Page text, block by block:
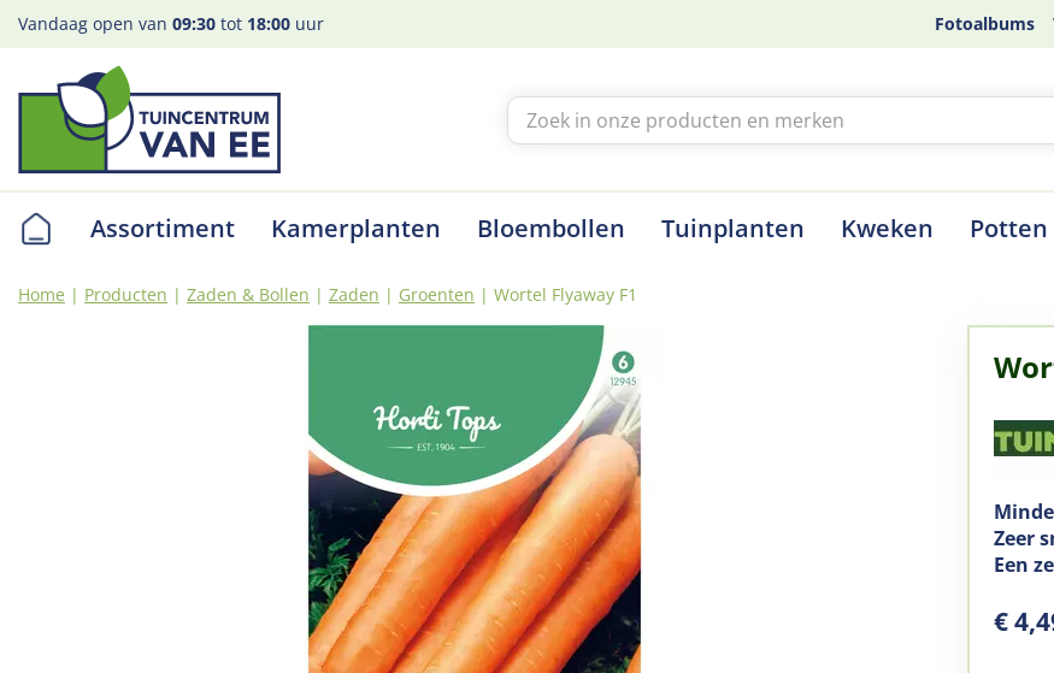
Ga
naar
Home Producten Zaden & Bollen Zaden Groenten Wortel Flyaway F1
Vandaag open van 09:30 tot 18:00 uur Fotoalbums
Assortiment Kamerplanten Bloembollen Tuinplanten Kweken Potten
Zeer
Een
€4,